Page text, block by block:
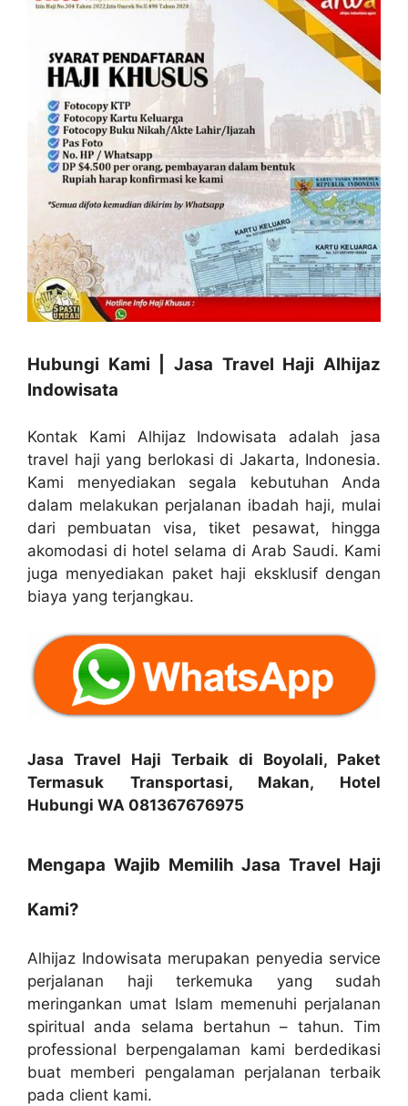
Hubungi Kami | Jasa Travel Haji Alhijaz
Indowisata
Kontak Kami Alhijaz Indowisata adalah jasa
travel haji yang berlokasi di Jakarta, Indonesia.
Kami menyediakan segala kebutuhan Anda
dalam melakukan perjalanan ibadah haji, mulai
dari pembuatan visa, tiket pesawat, hingga
akomodasi di hotel selama di Arab Saudi. Kami
juga menyediakan paket haji eksklusif dengan
biaya yang terjangkau.
Jasa Travel Haji Terbaik di Boyolali, Paket
Termasuk Transportasi, Makan, Hotel
Hubungi WA 081367676975
Mengapa Wajib Memilih Jasa Travel Haji
Kami?
Alhijaz Indowisata merupakan penyedia service
perjalanan haji terkemuka yang sudah
meringankan umat Islam memenuhi perjalanan
spiritual anda selama bertahun – tahun. Tim
professional berpengalaman kami berdedikasi
buat memberi pengalaman perjalanan terbaik
pada client kami.